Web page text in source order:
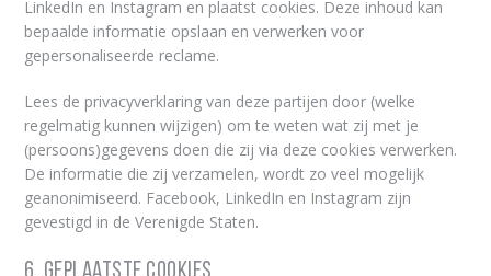
LinkedIn en Instagram en plaatst cookies. Deze inhoud kan
bepaalde informatie opslaan en verwerken voor
gepersonaliseerde reclame.
Lees de privacyverklaring van deze partijen door (welke
regelmatig kunnen wijzigen) om te weten wat zij met je
(persoons)gegevens doen die zij via deze cookies verwerken.
De informatie die zij verzamelen, wordt zo veel mogelijk
geanonimiseerd. Facebook, LinkedIn en Instagram zijn
gevestigd in de Verenigde Staten.